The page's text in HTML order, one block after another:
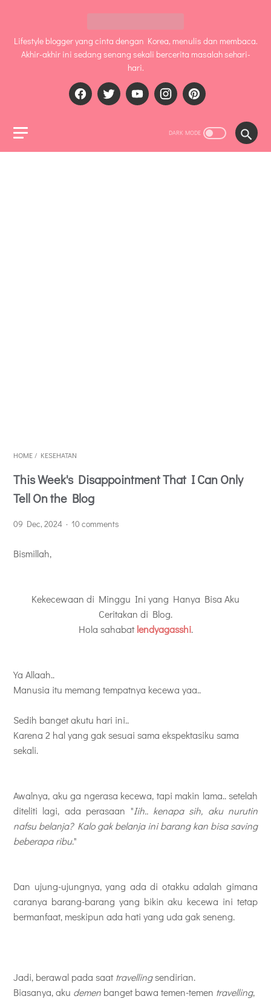
Lifestyle blogger yang cinta dengan Korea, menulis dan membaca.
Akhir-akhir ini sedang senang sekali bercerita masalah sehari-
hari.
HOME / KESEHATAN
This Week's Disappointment That I Can Only
Tell On the Blog
09 Dec, 2024 10 comments
Bismillah,
Kekecewaan di Minggu Ini yang Hanya Bisa Aku
Ceritakan di Blog.
Hola sahabatlendyagasshi.
Ya Allaah..
Manusia itu memang tempatnya kecewa yaa..
Sedih banget akutu hari ini..
Karena 2 hal yang gak sesuai sama ekspektasiku sama
sekali.
Awalnya, aku ga ngerasa kecewa, tapi makin lama.. setelah
diteliti lagi, ada perasaan "Iih.. kenapa sih, aku nurutin
nafsu belanja? Kalo gak belanja ini barang kan bisa saving
beberapa ribu."
Dan ujung-ujungnya, yang ada di otakku adalah gimana
caranya barang-barang yang bikin aku kecewa ini tetap
bermanfaat, meskipun ada hati yang uda gak seneng.
Jadi, berawal pada saattravellingsendirian.
Biasanya, aku demen banget bawa temen-temen travelling,